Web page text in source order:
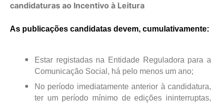
candidaturas ao Incentivo à Leitura
As publicações candidatas devem, cumulativamente:
Estar registadas na Entidade Reguladora para a
Comunicação Social, há pelo menos um ano;
No período imediatamente anterior à candidatura,
ter um período mínimo de edições ininterruptas,